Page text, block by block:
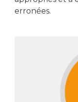
erronées.